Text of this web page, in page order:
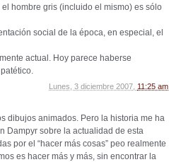
hombre gris (incluido el mismo) es sólo
social de la época, en especial, el
actual. Hoy parece haberse
Lunes, 3 diciembre 2007, 11:25 am
dibujos animados. Pero la historia me ha
Dampyr sobre la actualidad de esta
por el “hacer más cosas” peo realmente
es hacer más y más, sin encontrar la